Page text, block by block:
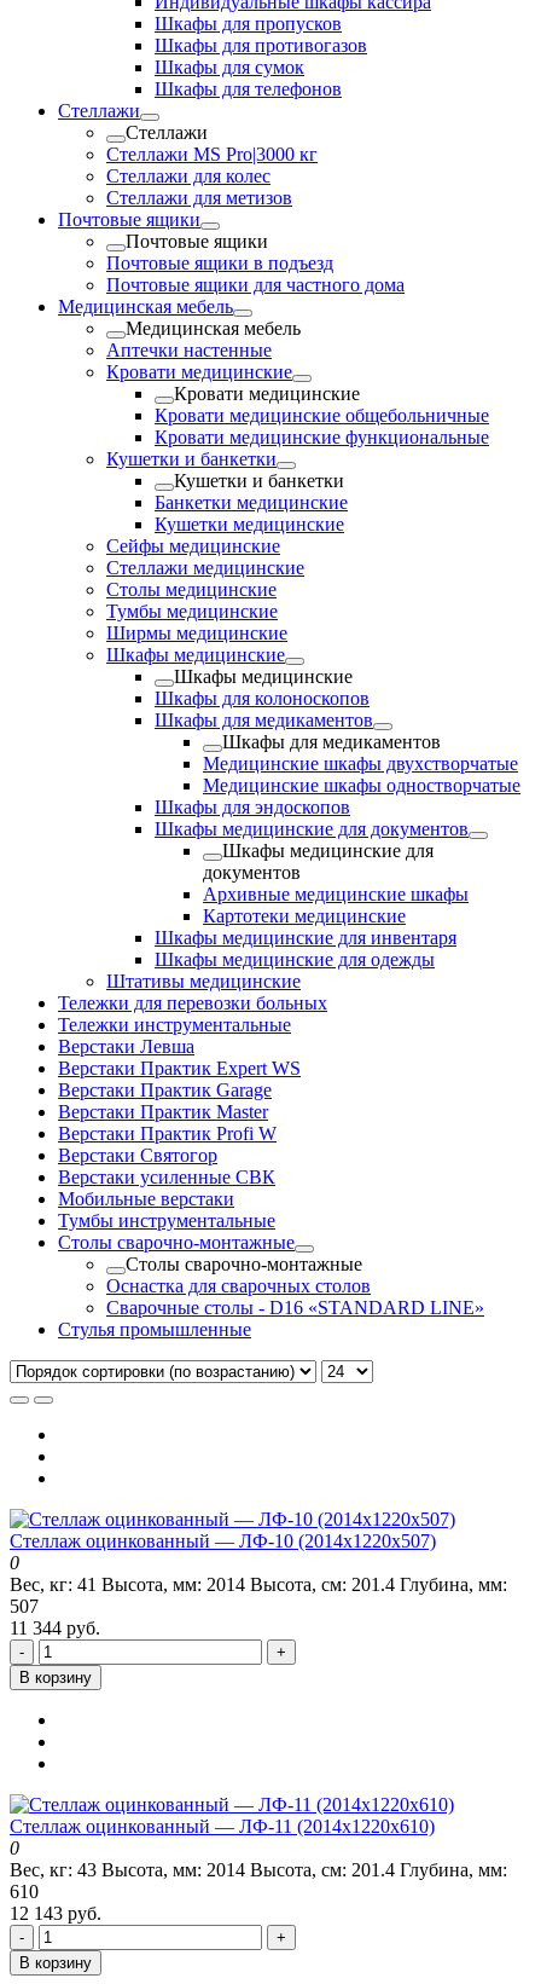
Шкафы для пропусков
Шкафы для противогазов
Шкафы для сумок
Шкафы для телефонов
Стеллажи
Стеллажи
Стеллажи MS Pro|3000 кг
Стеллажи для колес
Стеллажи для метизов
Почтовые ящики
Почтовые ящики
Почтовые ящики в подъезд
Почтовые ящики для частного дома
Медицинская мебель
Медицинская мебель
Аптечки настенные
Кровати медицинские
Кровати медицинские
Кровати медицинские общебольничные
Кровати медицинские функциональные
Кушетки и банкетки
Кушетки и банкетки
Банкетки медицинские
Кушетки медицинские
Сейфы медицинские
Стеллажи медицинские
Столы медицинские
Тумбы медицинские
Ширмы медицинские
Шкафы медицинские
Шкафы медицинские
Шкафы для колоноскопов
Шкафы для медикаментов
Шкафы для медикаментов
Медицинские шкафы двухстворчатые
Медицинские шкафы одностворчатые
Шкафы для эндоскопов
Шкафы медицинские для документов
Шкафы медицинские для
документов
Архивные медицинские шкафы
Картотеки медицинские
Шкафы медицинские для инвентаря
Шкафы медицинские для одежды
Штативы медицинские
Тележки для перевозки больных
Тележки инструментальные
Верстаки Левша
Верстаки Практик Expert WS
Верстаки Практик Garage
Верстаки Практик Master
Верстаки Практик Profi W
Верстаки Святогор
Верстаки усиленные СВК
Мобильные верстаки
Тумбы инструментальные
Столы сварочно-монтажные
Столы сварочно-монтажные
Оснастка для сварочных столов
Сварочные столы - D16 «STANDARD LINE»
Стулья промышленные
Стеллаж оцинкованный — ЛФ-10 (2014х1220х507)
0
Вес, кг: 41 Высота, мм: 2014 Высота, см: 201.4 Глубина, мм:
507
11 344 руб.
-
+
В корзину
Стеллаж оцинкованный — ЛФ-11 (2014х1220х610)
0
Вес, кг: 43 Высота, мм: 2014 Высота, см: 201.4 Глубина, мм:
610
12 143 руб.
-
+
В корзину